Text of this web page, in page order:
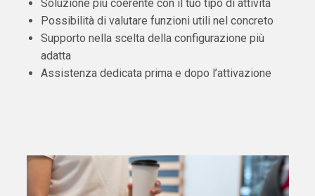
Soluzione più coerente con il tuo tipo di attività
Possibilità di valutare funzioni utili nel concreto
Supporto nella scelta della configurazione più
adatta
Assistenza dedicata prima e dopo l’attivazione